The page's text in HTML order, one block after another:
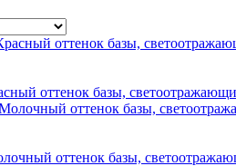
оттенок базы,
оттенок базы,